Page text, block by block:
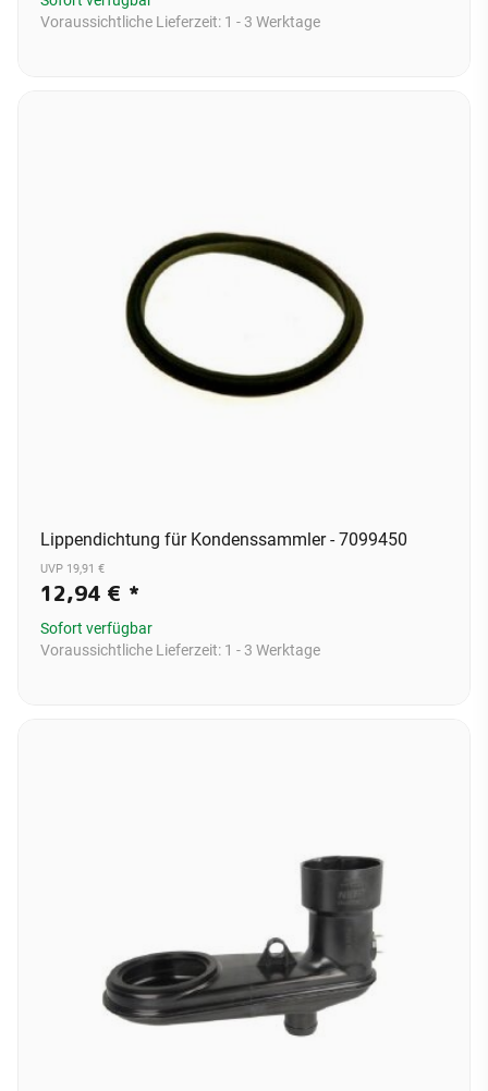
Voraussichtliche Lieferzeit: 1 - 3 Werktage
Lippendichtung für Kondenssammler - 7099450
UVP 19,91 €
12,94 € *
Sofort verfügbar
Voraussichtliche Lieferzeit: 1 - 3 Werktage